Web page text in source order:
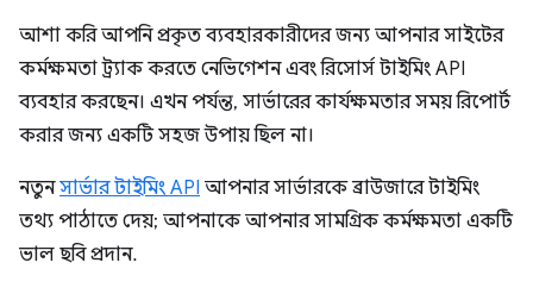
আশা করি আপনি প্রকৃত ব্যবহারকারীদের জন্য আপনার সাইটের
কর্মক্ষমতা ট্র্যাক করতে নেভিগেশন এবং রিসোর্স টাইমিং API
ব্যবহার করছেন। এখন পর্যন্ত, সার্ভারের কার্যক্ষমতার সময় রিপোর্ট
করার জন্য একটি সহজ উপায় ছিল না।
নতুনসার্ভার টাইমিং API আপনার সার্ভারকে ব্রাউজারে টাইমিং
তথ্য পাঠাতে দেয়; আপনাকে আপনার সামগ্রিক কর্মক্ষমতা একটি
ভাল ছবি প্রদান.